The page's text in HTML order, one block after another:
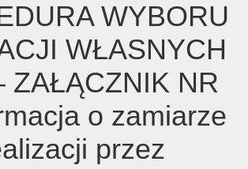
WYBORU
WŁASNYCH
ZAŁĄCZNIK NR
o zamiarze
przez